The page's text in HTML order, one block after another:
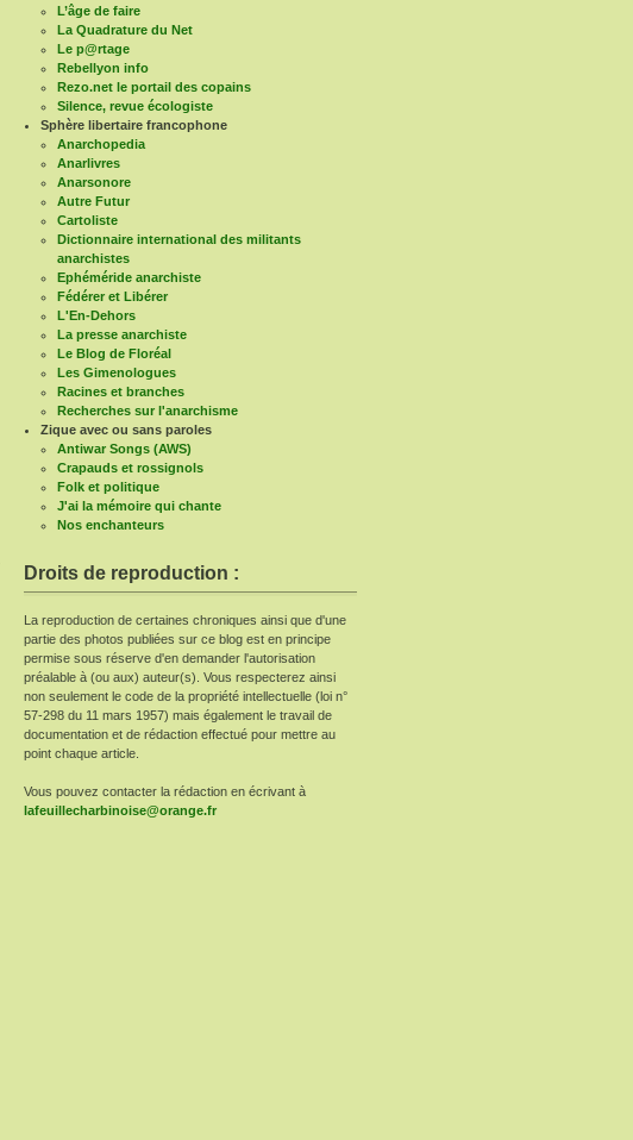
L’âge de faire
La Quadrature du Net
Le p@rtage
Rebellyon info
Rezo.net le portail des copains
Silence, revue écologiste
Sphère libertaire francophone
Anarchopedia
Anarlivres
Anarsonore
Autre Futur
Cartoliste
Dictionnaire international des militants
anarchistes
Ephéméride anarchiste
Fédérer et Libérer
L'En-Dehors
La presse anarchiste
Le Blog de Floréal
Les Gimenologues
Racines et branches
Recherches sur l'anarchisme
Zique avec ou sans paroles
Antiwar Songs (AWS)
Crapauds et rossignols
Folk et politique
J'ai la mémoire qui chante
Nos enchanteurs
Droits de reproduction :
La reproduction de certaines chroniques ainsi que d'une
partie des photos publiées sur ce blog est en principe
permise sous réserve d'en demander l'autorisation
préalable à (ou aux) auteur(s). Vous respecterez ainsi
non seulement le code de la propriété intellectuelle (loi n°
57-298 du 11 mars 1957) mais également le travail de
documentation et de rédaction effectué pour mettre au
point chaque article.
Vous pouvez contacter la rédaction en écrivant à
lafeuillecharbinoise@orange.fr